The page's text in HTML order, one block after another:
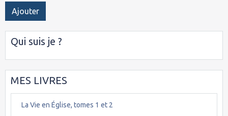
Ajouter
Qui suis je ?
MES LIVRES
La Vie en Église, tomes 1 et 2